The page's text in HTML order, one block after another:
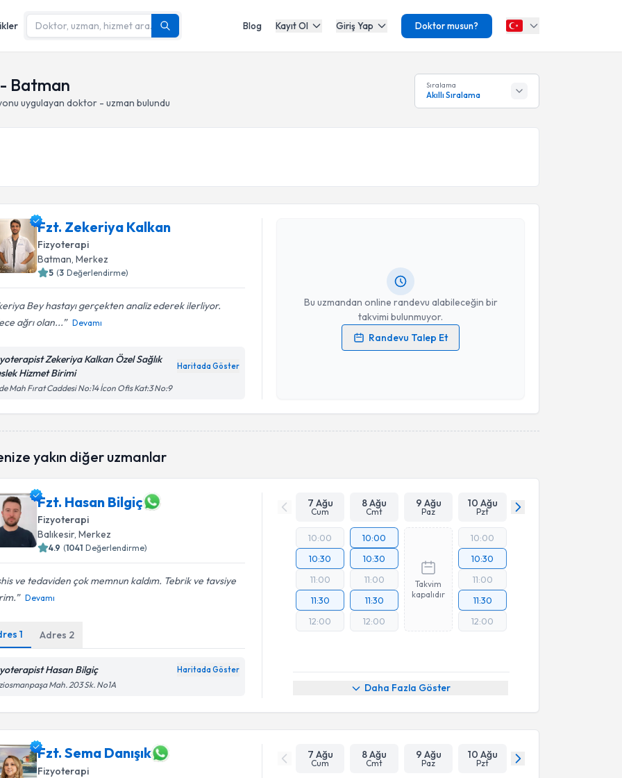
Blog Kayıt Ol Giriş Yap Doktor musun?
Batman
uygulayan doktor - uzman bulundu
Sıralama
Akıllı Sıralama
Fzt. Zekeriya Kalkan
Fizyoterapi
Batman, Merkez
5 (3 Değerlendirme)
Bey hastayı gerçekten analiz ederek ilerliyor.
ağrı olan...
Devamı
Zekeriya Kalkan Özel Sağlık
Hizmet Birimi
Haritada Göster
Mah Fırat Caddesi No:14 İcon Ofis Kat:3 No:9
Bu uzmandan online randevu alabileceğin bir
takvimi bulunmuyor.
Randevu Talep Et
Kişisel verilerimin işlenmesine ilişkinAydınlatma Metni
yakın diğer uzmanlar
Fzt. Hasan Bilgiç
Fizyoterapi
Balıkesir, Merkez
4.9 (1041 Değerlendirme)
ve tedaviden çok memnun kaldım. Tebrik ve tavsiye
Devamı
1 Adres 2
Hasan Bilgiç Haritada Göster
Mah. 203 Sk. No1A
7 Ağu
Cum
8 Ağu
Cmt
9 Ağu
Paz
10 Ağu
Pzt
10:00
10:30
11:00
11:30
12:00
10:00
10:30
11:00
11:30
12:00
Takvim
kapalıdır
10:00
10:30
11:00
11:30
12:00
Daha Fazla Göster
Fzt. Sema Danışık
Fizyoterapi
7 Ağu
Cum
8 Ağu
Cmt
9 Ağu
Paz
10 Ağu
Pzt